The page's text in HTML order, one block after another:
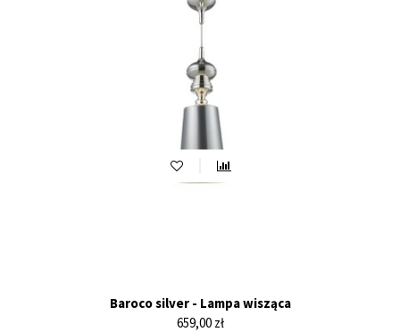
Baroco silver - Lampa wisząca
Cena
659,00 zł